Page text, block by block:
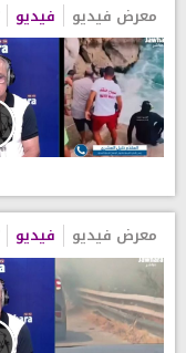
معرض فيديو فيديو
معرض فيديو فيديو